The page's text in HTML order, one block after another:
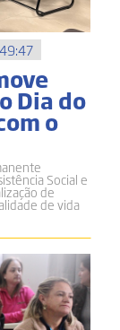
Dia do
o
Social e
de
de vida